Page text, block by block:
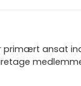
primært ansat